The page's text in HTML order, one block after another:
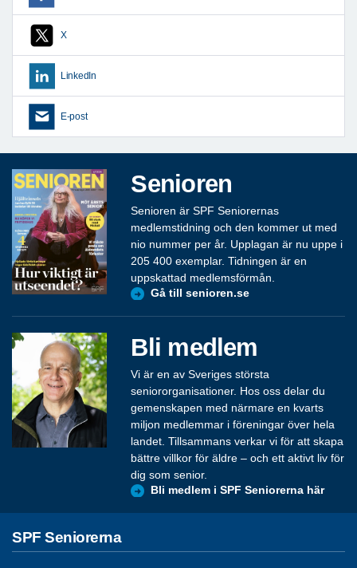
X
LinkedIn
E-post
Senioren
Senioren är SPF Seniorernas
medlemstidning och den kommer ut med
nio nummer per år. Upplagan är nu uppe i
205 400 exemplar. Tidningen är en
uppskattad medlemsförmån.
Gå till senioren.se
Bli medlem
Vi är en av Sveriges största
seniororganisationer. Hos oss delar du
gemenskapen med närmare en kvarts
miljon medlemmar i föreningar över hela
landet. Tillsammans verkar vi för att skapa
bättre villkor för äldre – och ett aktivt liv för
dig som senior.
Bli medlem i SPF Seniorerna här
SPF Seniorerna